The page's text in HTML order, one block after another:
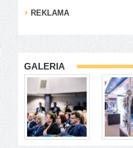
REKLAMA
GALERIA